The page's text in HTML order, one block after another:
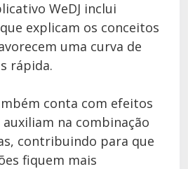
WeDJ inclui
explicam os conceitos
uma curva de
rápida.
conta com efeitos
na combinação
contribuindo para que
fiquem mais